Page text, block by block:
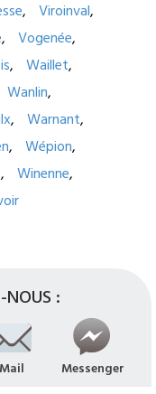
Viroinval
Vogenée
Waillet
Wanlin
Warnant
Wépion
Winenne
:
Mail Messenger